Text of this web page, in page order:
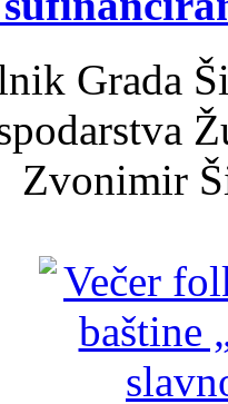
Grada
Zvonimir